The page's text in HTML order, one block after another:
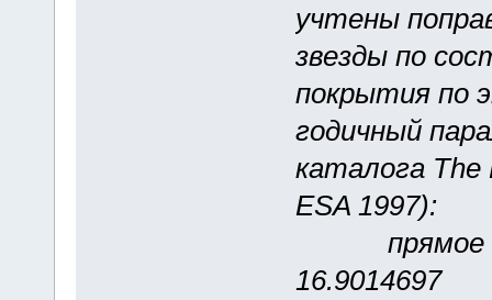
учтены
звезды по
покрытия по
годичный
каталога The
ESA 1997):
прямое
16.9014697